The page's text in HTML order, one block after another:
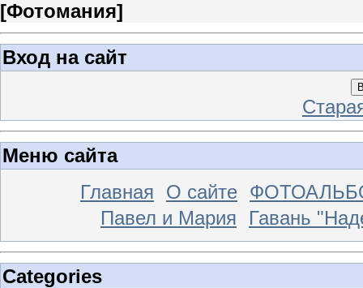
[Фотомания]
Вход на сайт
Меню сайта
Главная
О сайте
Павел и Мария
Гавань
Categories